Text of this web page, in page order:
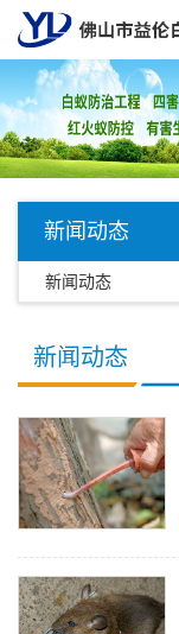
新闻动态
新闻动态
新闻动态